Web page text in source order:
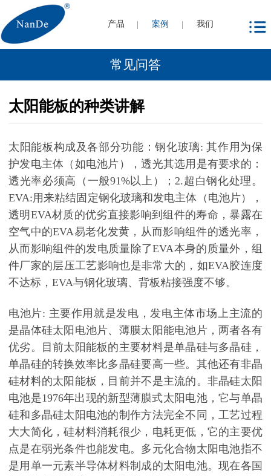
产品 案例 我们
常见问答
太阳能板的种类讲解
太阳能板构成及各部分功能：钢化玻璃: 其作用为保
护发电主体（如电池片），透光其选用是有要求的：
透光率必须高（一般91%以上）；2.超白钢化处理。
EVA:用来粘结固定钢化玻璃和发电主体（电池片），
透明EVA材质的优劣直接影响到组件的寿命，暴露在
空气中的EVA易老化发黄，从而影响组件的透光率，
从而影响组件的发电质量除了EVA本身的质量外，组
件厂家的层压工艺影响也是非常大的，如EVA胶连度
不达标，EVA与钢化玻璃、背板粘接强度不够。
电池片: 主要作用就是发电，发电主体市场上主流的
是晶体硅太阳电池片、薄膜太阳能电池片，两者各有
优劣。目前太阳能板的主要材料是单晶硅与多晶硅，
单晶硅的转换效率比多晶硅要高一些。其他还有非晶
硅材料的太阳能板，目前并不是主流的。非晶硅太阳
电池是1976年出现的新型薄膜式太阳电池，它与单晶
硅和多晶硅太阳电池的制作方法完全不同，工艺过程
大大简化，硅材料消耗很少，电耗更低，它的主要优
点是在弱光条件也能发电。多元化合物太阳电池指不
是用单一元素半导体材料制成的太阳电池。现在各国